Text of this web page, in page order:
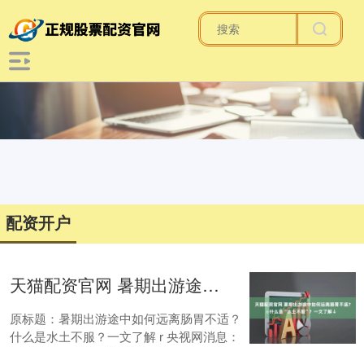
配资开户
天猫配资官网 暑期出游途中如何远离肠胃不适？什么是“水土不服”？一文了解↓
原标题：暑期出游途中如何远离肠胃不适？
什么是水土不服？一文了解 r 央视网消息：